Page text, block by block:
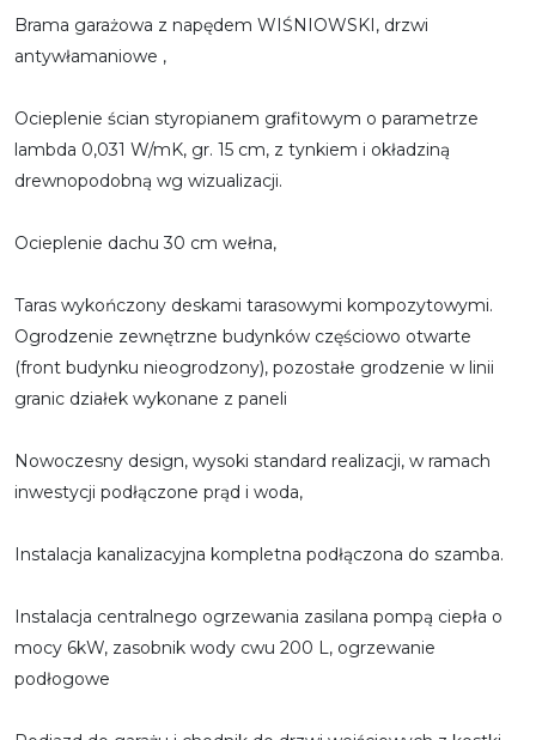
Brama garażowa z napędem WIŚNIOWSKI, drzwi
antywłamaniowe ,
Ocieplenie ścian styropianem grafitowym o parametrze
lambda 0,031 W/mK, gr. 15 cm, z tynkiem i okładziną
drewnopodobną wg wizualizacji.
Ocieplenie dachu 30 cm wełna,
Taras wykończony deskami tarasowymi kompozytowymi.
Ogrodzenie zewnętrzne budynków częściowo otwarte
(front budynku nieogrodzony), pozostałe grodzenie w linii
granic działek wykonane z paneli
Nowoczesny design, wysoki standard realizacji, w ramach
inwestycji podłączone prąd i woda,
Instalacja kanalizacyjna kompletna podłączona do szamba.
Instalacja centralnego ogrzewania zasilana pompą ciepła o
mocy 6kW, zasobnik wody cwu 200 L, ogrzewanie
podłogowe